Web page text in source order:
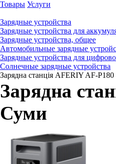
Товары Услуги
Зарядные устройства
Зарядные устройства для
Зарядные устройства, общее
Автомобильные зарядные
Зарядные устройства для
Солнечные зарядные устройства
Зарядна станція AFERIY AF-
Зарядна
Суми